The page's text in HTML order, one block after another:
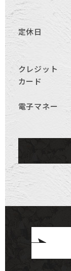
定休日
クレジット
カード
電子マネー